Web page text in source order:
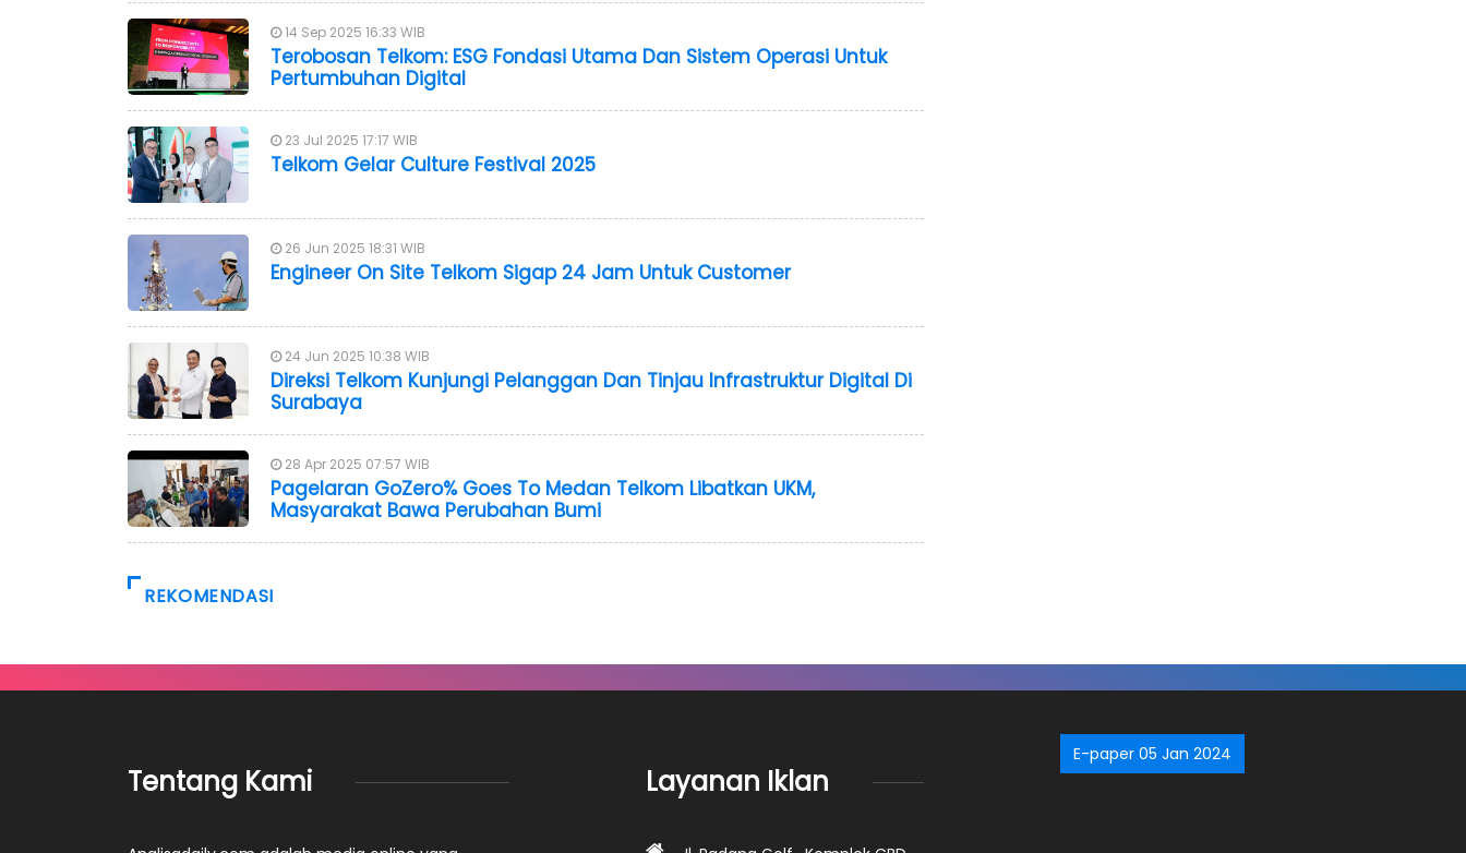
14 Sep 2025 16:33 WIB
Terobosan Telkom: ESG Fondasi Utama Dan Sistem Operasi Untuk
Pertumbuhan Digital
23 Jul 2025 17:17 WIB
Telkom Gelar Culture Festival 2025
26 Jun 2025 18:31 WIB
Engineer On Site Telkom Sigap 24 Jam Untuk Customer
24 Jun 2025 10:38 WIB
Direksi Telkom Kunjungi Pelanggan Dan Tinjau Infrastruktur Digital Di
Surabaya
28 Apr 2025 07:57 WIB
Pagelaran GoZero% Goes To Medan Telkom Libatkan UKM,
Masyarakat Bawa Perubahan Bumi
REKOMENDASI
Tentang Kami Layanan Iklan
E-paper 05 Jan 2024